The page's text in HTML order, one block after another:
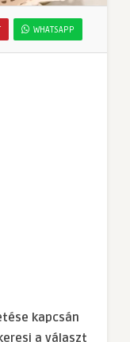
WHATSAPP
kapcsán
a választ